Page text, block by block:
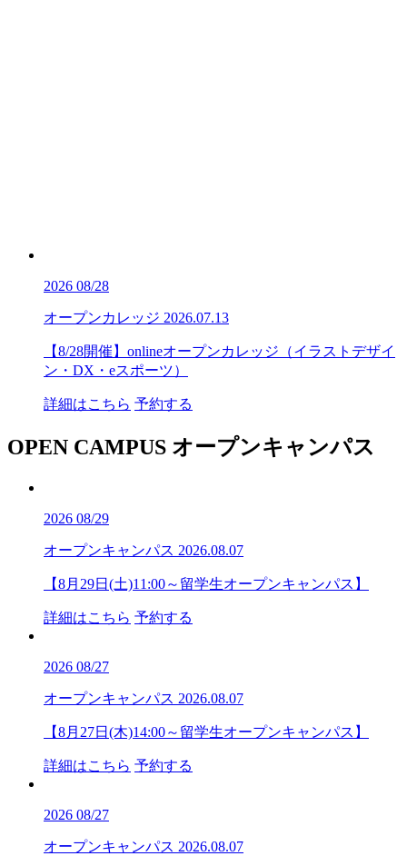
2026 08/28
オープンカレッジ 2026.07.13
【8/28開催】onlineオープンカレッジ（イラストデザイ
ン・DX・eスポーツ）
詳細はこちら 予約する
OPEN CAMPUS オープンキャンパス
2026 08/29
オープンキャンパス 2026.08.07
【8月29日(土)11:00～留学生オープンキャンパス】
詳細はこちら 予約する
2026 08/27
オープンキャンパス 2026.08.07
【8月27日(木)14:00～留学生オープンキャンパス】
詳細はこちら 予約する
2026 08/27
オープンキャンパス 2026.08.07